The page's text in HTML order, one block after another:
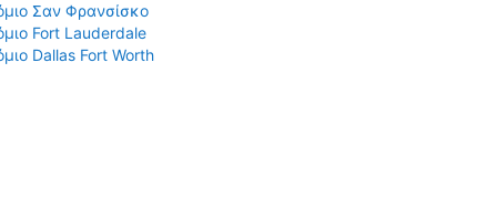
Σαν Φρανσίσκο
Fort Lauderdale
Dallas Fort Worth